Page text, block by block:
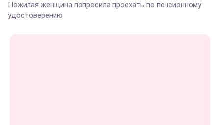
Пожилая женщина попросила проехать по пенсионному
удостоверению